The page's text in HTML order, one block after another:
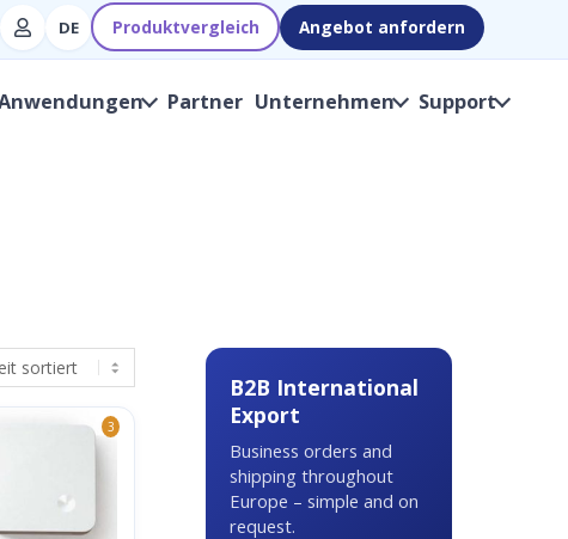
DE Produktvergleich Angebot anfordern
Partner Unternehmen Support
B2B International
Export
Business orders and
shipping throughout
Europe – simple and on
request.
3